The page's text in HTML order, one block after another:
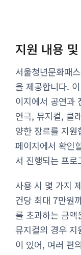
지원 내용
서울청년문화패
을 제공합니다.
이지에서 공연과
연극, 뮤지컬, 클
양한 장르를 지
페이지에서 확인
서 진행되는 프
사용 시 몇 가지
건당 최대 7만원
를 초과하는 금액
뮤지컬의 경우
이 있어, 여러 편